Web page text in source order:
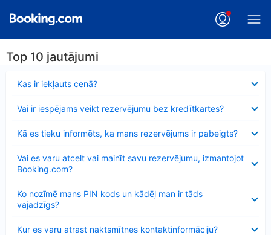
Top 10 jautājumi
Kas ir iekļauts cenā?
Vai ir iespējams veikt rezervējumu bez kredītkartes?
Kā es tieku informēts, ka mans rezervējums ir pabeigts?
Vai es varu atcelt vai mainīt savu rezervējumu, izmantojot
Booking.com?
Ko nozīmē mans PIN kods un kādēļ man ir tāds
vajadzīgs?
Kur es varu atrast naktsmītnes kontaktinformāciju?